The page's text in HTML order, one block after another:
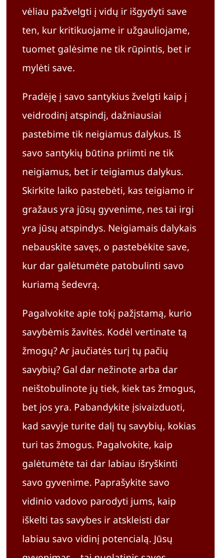
vėliau pažvelgti į vidų ir išgydyti save
ten, kur kritikuojame ir užgauliojame,
tuomet galėsime ne tik rūpintis, bet ir
mylėti save.
Pradėję į savo santykius žvelgti kaip į
veidrodinį atspindį, dažniausiai
pastebime tik neigiamus dalykus. Iš
savo santykių būtina priimti ne tik
neigiamus, bet ir teigiamus dalykus.
Skirkite laiko pastebėti, kas teigiamo ir
gražaus yra jūsų gyvenime, nes tai irgi
yra jūsų atspindys. Neigiamais dalykais
nebauskite savęs, o pastebėkite save,
kur dar galėtumėte patobulinti savo
kuriamą šedevrą.
Pagalvokite apie tokį pažįstamą, kurio
savybėmis žavitės. Kodėl vertinate tą
žmogų? Ar jaučiatės turį tų pačių
savybių? Gal dar nežinote arba dar
neištobulinote jų tiek, kiek tas žmogus,
bet jos yra. Pabandykite įsivaizduoti,
kad savyje turite dalį tų savybių, kokias
turi tas žmogus. Pagalvokite, kaip
galėtumėte tai dar labiau išryškinti
savo gyvenime. Paprašykite savo
vidinio vadovo parodyti jums, kaip
iškelti tas savybes ir atskleisti dar
labiau savo vidinį potencialą. Jūsų